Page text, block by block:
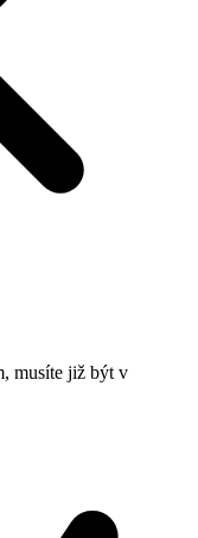
musíte již být v